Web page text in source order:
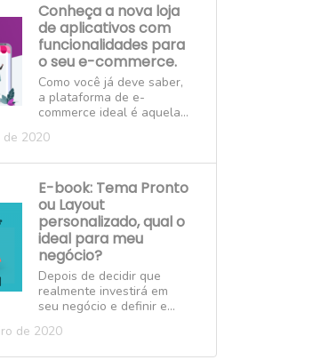
Conheça a nova loja
de aplicativos com
funcionalidades para
o seu e-commerce.
Como você já deve saber,
a plataforma de e-
commerce ideal é aquela...
de 2020
E-book: Tema Pronto
ou Layout
personalizado, qual o
ideal para meu
negócio?
Depois de decidir que
realmente investirá em
seu negócio e definir e...
de 2020